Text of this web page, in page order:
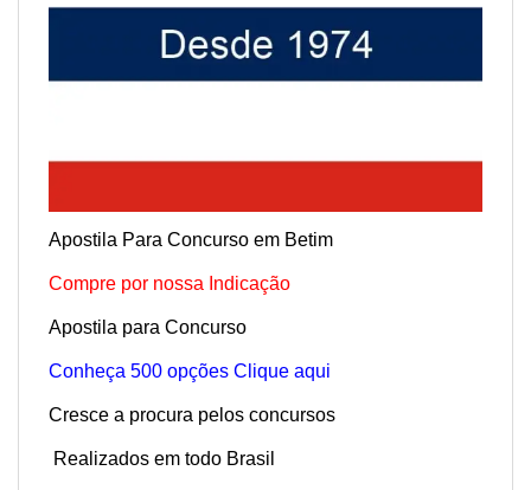
Apostila Para Concurso em Betim
Compre por nossa Indicação
Apostila para Concurso
Conheça 500 opções Clique aqui
Cresce a procura pelos concursos
Realizados em todo Brasil